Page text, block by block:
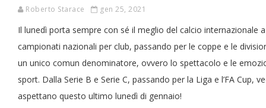
Roberto Starace gen 25, 2021
Il lunedì porta sempre con sé il meglio del calcio internazionale
campionati nazionali per club, passando per le coppe e le
un unico comun denominatore, ovvero lo spettacolo e le
sport. Dalla Serie B e Serie C, passando per la Liga e l’FA Cup,
aspettano questo ultimo lunedì di gennaio!